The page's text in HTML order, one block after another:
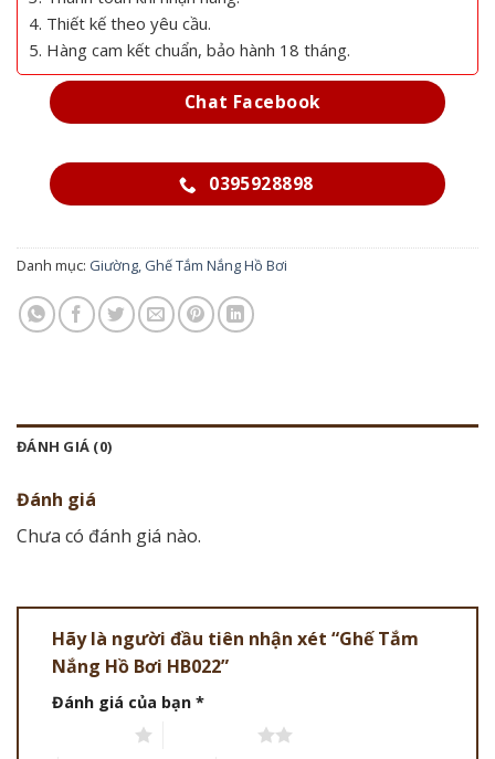
4. Thiết kế theo yêu cầu.
5. Hàng cam kết chuẩn, bảo hành 18 tháng.
Chat Facebook
0395928898
Danh mục: Giường, Ghế Tắm Nắng Hồ Bơi
ĐÁNH GIÁ (0)
Đánh giá
Chưa có đánh giá nào.
Hãy là người đầu tiên nhận xét “Ghế Tắm
Nắng Hồ Bơi HB022”
Đánh giá của bạn *